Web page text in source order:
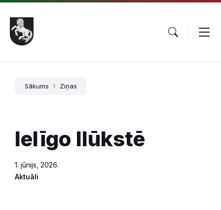
Pāriet
saturu
Skip
main
navigation
Skip
footer
Sākums Ziņas
Ielīgo Ilūkstē
1. jūnijs, 2026.
Aktuāli